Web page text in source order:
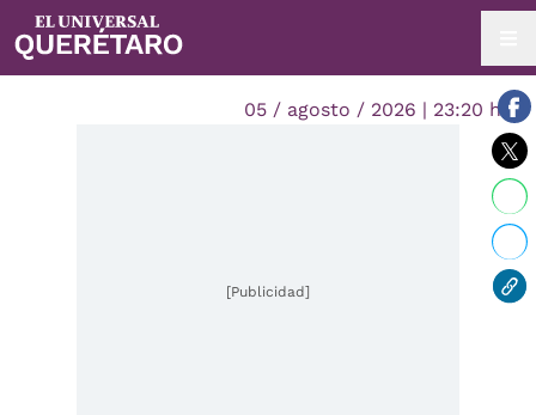
05 / agosto / 2026 | 23:20 hrs.
[Publicidad]